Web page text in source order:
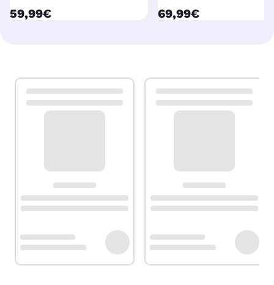
currentPrice
59,99€ currentPrice
69,99€